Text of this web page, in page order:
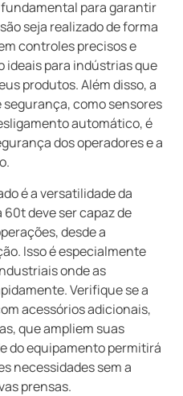
para garantir
seja realizado de forma
controles precisos e
ideais para indústrias que
produtos. Além disso, a
como sensores
automático, é
dos operadores e a
é a versatilidade da
deve ser capaz de
desde a
Isso é especialmente
onde as
Verifique se a
acessórios adicionais,
que ampliem suas
do equipamento permitirá
necessidades sem a
prensas.